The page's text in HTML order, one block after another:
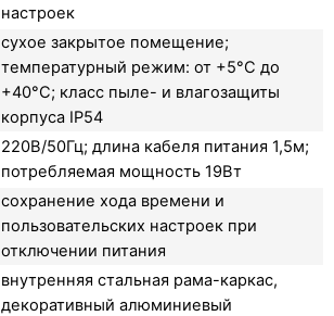
настроек
сухое закрытое помещение;
температурный режим: от +5°C до
+40°C; класс пыле- и влагозащиты
корпуса IP54
220В/50Гц; длина кабеля питания 1,5м;
потребляемая мощность 19Вт
сохранение хода времени и
пользовательских настроек при
отключении питания
внутренняя стальная рама-каркас,
декоративный алюминиевый